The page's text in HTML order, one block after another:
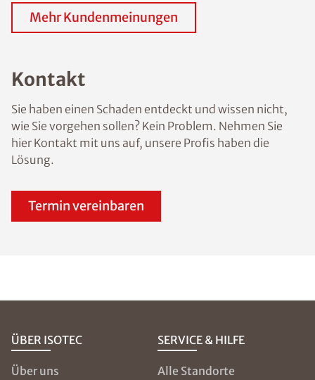
Mehr Kundenmeinungen
Kontakt
Sie haben einen Schaden entdeckt und wissen nicht,
wie Sie vorgehen sollen? Kein Problem. Nehmen Sie
hier Kontakt mit uns auf, unsere Profis haben die
Lösung.
Termin vereinbaren
ÜBER ISOTEC
Über uns
SERVICE & HILFE
Alle Standorte